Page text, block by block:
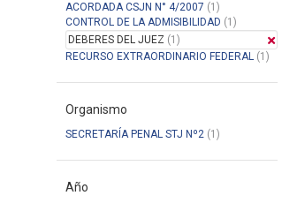
ACORDADA CSJN N° 4/2007 (1)
CONTROL DE LA ADMISIBILIDAD (1)
DEBERES DEL JUEZ (1)
RECURSO EXTRAORDINARIO FEDERAL (1)
Organismo
SECRETARÍA PENAL STJ Nº2 (1)
Año